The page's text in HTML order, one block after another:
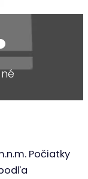
Počiatky